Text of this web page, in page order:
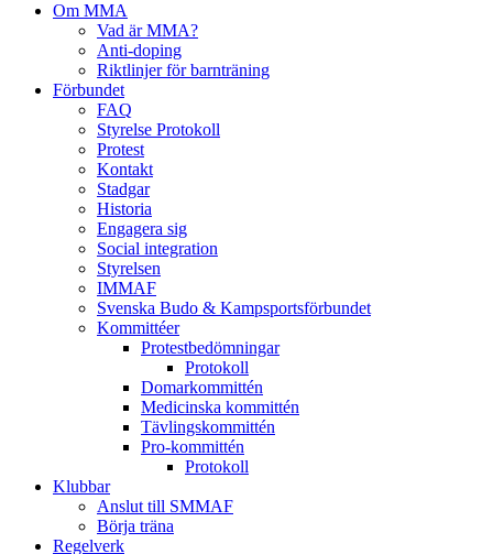
Om MMA
Vad är MMA?
Anti-doping
Riktlinjer för barnträning
Förbundet
FAQ
Styrelse Protokoll
Protest
Kontakt
Stadgar
Historia
Engagera sig
Social integration
Styrelsen
IMMAF
Svenska Budo & Kampsportsförbundet
Kommittéer
Protestbedömningar
Protokoll
Domarkommittén
Medicinska kommittén
Tävlingskommittén
Pro-kommittén
Protokoll
Klubbar
Anslut till SMMAF
Börja träna
Regelverk